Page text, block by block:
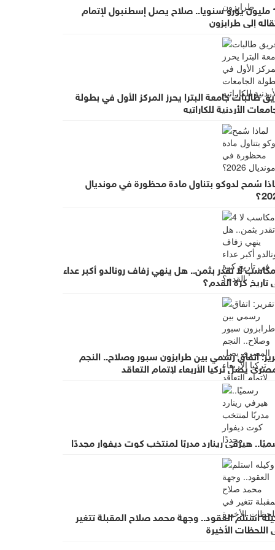
17 مليون يورو سنويا.. صلاح يصل إسطنبول لإتمام
إلى طرابزون
طالبات جامعة البترا يحرز المركز الأول في بطولة
الأردنية للكاراتيه
سُمح لدوكو بتناول مادة محظورة في مونديال
4 مكاسب لا تقدر بثمن.. هل ينهي زفاف رونالدو أكبر عداء
تاريخ كرة القدم؟
اتفاق رسمي بين طرابزون سبور وصلاح.. النجم
يصل تركيا الأربعاء لإتمام التعاقد
هيرفي رينارد مدربًا لمنتخب كوت ديفوار مجددًا
استلم العقود.. وجهة محمد صلاح المقبلة تتغير
اللحظات الأخيرة